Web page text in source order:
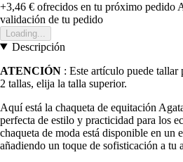
+3,46 € ofrecidos en tu próximo pedido
validación de tu pedido
Loading...
Descripción
ATENCIÓN : Este artículo puede tallar
2 tallas, elija la talla superior.
Aquí está la chaqueta de equitación
perfecta de estilo y practicidad para los
chaqueta de moda está disponible en un
añadiendo un toque de sofisticación a tu